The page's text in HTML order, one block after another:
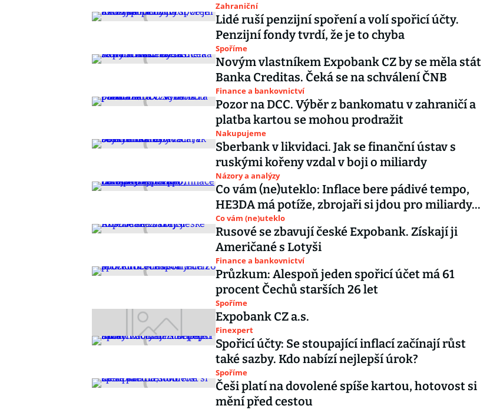
Zahraniční
Lidé ruší penzijní spoření a volí spořicí účty.
Penzijní fondy tvrdí, že je to chyba
Spoříme
Novým vlastníkem Expobank CZ by se měla stát
Banka Creditas. Čeká se na schválení ČNB
Finance a bankovnictví
Pozor na DCC. Výběr z bankomatu v zahraničí a
platba kartou se mohou prodražit
Nakupujeme
Sberbank v likvidaci. Jak se finanční ústav s
ruskými kořeny vzdal v boji o miliardy
Názory a analýzy
Co vám (ne)uteklo: Inflace bere pádivé tempo,
HE3DA má potíže, zbrojaři si jdou pro miliardy...
Co vám (ne)uteklo
Rusové se zbavují české Expobank. Získají ji
Američané s Lotyši
Finance a bankovnictví
Průzkum: Alespoň jeden spořicí účet má 61
procent Čechů starších 26 let
Spoříme
Expobank CZ a.s.
Finexpert
Spořicí účty: Se stoupající inflací začínají růst
také sazby. Kdo nabízí nejlepší úrok?
Spoříme
Češi platí na dovolené spíše kartou, hotovost si
mění před cestou